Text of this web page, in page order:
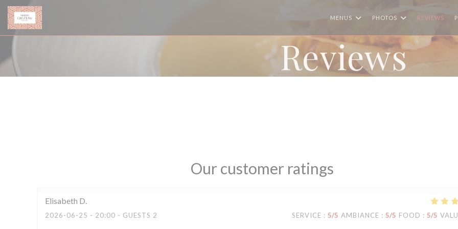
Personalizing your cookie choices
MENUS PHOTOS REVIEWS
Reviews
Our customer ratings
Elisabeth D
2026-06-25 - 20:00 - GUESTS 2 SERVICE : 5/5 AMBIANCE : 5/5 FOOD : 5/5